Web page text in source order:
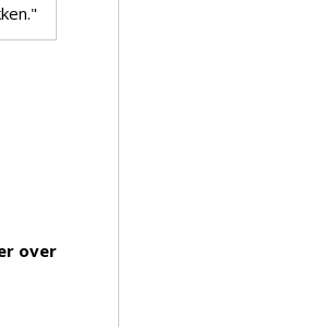
over